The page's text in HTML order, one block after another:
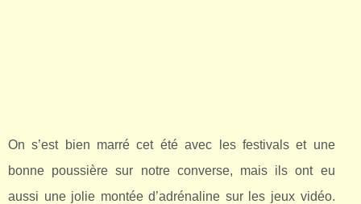
On s’est bien marré cet été avec les festivals et une
bonne poussière sur notre converse, mais ils ont eu
aussi une jolie montée d’adrénaline sur les jeux vidéo.